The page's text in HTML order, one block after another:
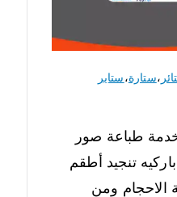
،ستارة،ستاير
طباعة صور
تنجيد أطقم
الاحجام ومن